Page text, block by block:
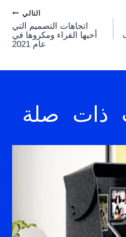
التالي
اتجاهات التصميم التي
أحبها القراء ومكروها في
عام 2021
ذات صلة